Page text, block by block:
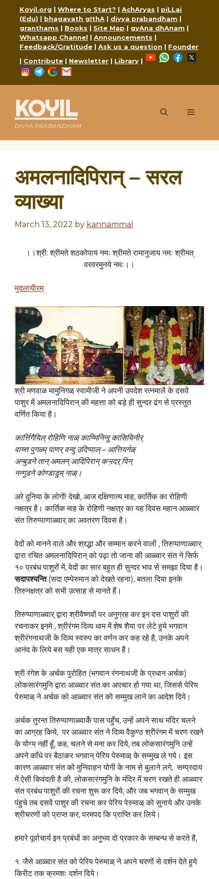
content
Koyil.org | Where to Start? | AchAryas | piLLai
(Edu) | bhagavath gIthA | divya prabandham |
granthams | Books | Site Map | gyAna dhAnam |
Whatsapp Channel | Announcements |
Feedback/Gratitude | Ask us a question | Founder
| Contribute | Newsletter | Library |
YouTubeWhatsApp
Facebook
Instagram
Telegram
Google
KOYIL
DIVYA PRABANDHAM
Menu
अमलनादिपिरान् – सरल
व्याख्या
March 13, 2022 by kannammal
।।श्री: श्रीमते शठकोपाय नमः श्रीमते रामानुजाय नमः श्रीमत्
वरवरमुनये नमः।।
मुदलायीरम्
श्री मणवाळ मामुनिगळ् स्वामीजी ने अपनी उपदेश रत्नमालै के दसवें
पाशुर में अमलनादिपिरान् की महत्ता को बड़े ही सुन्दर ढंग से प्रस्तुत
वर्णित किया है।
कार्त्तिगैयिल् रोहिणि नाळ् काण्मिनिन्ऱु कासियिनीर्
वाय्त्त पुगळ्प् पाणर् वन्दु उदिप्पाल् – आत्तियर्गळ्
अन्बुडने तान् अमलन् आदिपिरान् कऱ्ऱदऱ् पिन्
नन्गुडने कोण्डाडुम् नाळ्।
अरे दुनिया के लोगों! देखो, आज दक्षिणात्य माह, कार्तिक का रोहिणी
नक्षत्र है। कार्तिक माह के रोहिणी नक्षत्र का यह दिवस महान आळ्वार
संत तिरुप्पाणाळ्वार् का अवतरण दिवस है।
वेदों को मानने वाले और श्रद्धा और सम्मान करने वालों , तिरुप्पाणाळ्वार्
द्वारा रचित अमलनादिपिरान् को पढ़ा तो जाना की आळ्वार संत ने सिर्फ
१० प्रबंध पाशुरों में, वेदों का सार बहुत ही सुन्दर भाव से समझा दिया है।
सदापश्यन्ति(सदा एम्पेरुमान को देखते रहना), बतला दिया इनके
तिरुनक्षत्र को सभी उत्साह से मानते हैं।
तिरुप्पाणाळ्वार् द्वारा श्रीवैष्णवों पर अनुग्रह कर इन दस पाशुरों की
रचनाकर इनमे , श्रीरंगम दिव्य धाम में शेष शैया पर लेटे हुये भगवान
श्रीरंगनाथजी के दिव्य स्वरुप का वर्णन कर कह रहे है, उनके अपने
आनंद के लिये बस यही एक मात्र साधन है।
श्री रंगेश के अर्चक पुरोहित (भगवान रंगनाथजी के प्रधान अर्चक)
लोकसारंगमुनि द्वारा आळ्वार संत का अपचार हो गया था, जिससे पेरिय
पेरुमाळ् ने अर्चक को आळ्वार संत को सम्मुख लाने का आदेश दिये।
अर्चक तुरन्त तिरुप्पाणाळ्वार्के पास पहुँच, उन्हें अपने साथ मंदिर चलने
का आग्रह किये, पर आळ्वार संत ने दिव्य वैकुण्ठ श्रीरंगम में चरण रखने
के योग्य नहीं हूँ, कह, चलने से मना कर दिये, तब लोकसारंगमुनि उन्हें
अपने काँधे पर बैठाकर भगवान् पेरिय पेरुमाळ् के सम्मुख ले गये। इस
कारण आळ्वार संत को मुनिवाहन योगी के नाम से बुलाने लगे, सम्प्रदाय
में ऐसी किवंदती है की, लोकसारंगमुनि के मंदिर में चरण रखते ही आळ्वार
संत प्रबंध पाशुरों की रचना शुरू कर दिये, और जब भगवान् के सम्मुख
पंहुचे तब दसवें पाशुर की रचना कर पेरिय पेरुमाळ् को सुनाये और उनके
श्रीचरणों को प्राप्त कर, परमपद कि प्राप्ति कर लिये।
हमारे पूर्वाचार्य इन प्रबंधों का अनुभव दो प्रकार के सम्बन्ध से करते है,
१. जैसे आळ्वार संत को पेरिय पेरुमाळ् ने अपने चरणों से दर्शन देते हुये
किरीट तक क्रमशः दर्शन दिये।